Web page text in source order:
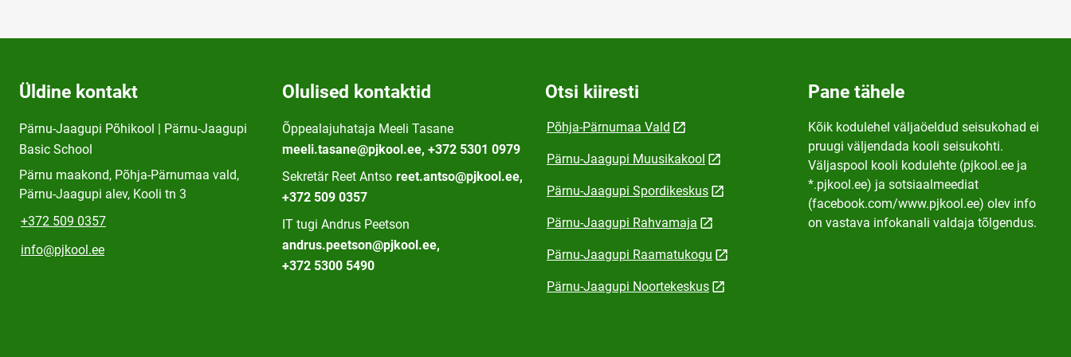
Üldine kontakt
Pärnu-Jaagupi Põhikool | Pärnu-Jaagupi
Basic School
Pärnu maakond, Põhja-Pärnumaa vald,
Pärnu-Jaagupi alev, Kooli tn 3
+372 509 0357
info@pjkool.ee
Olulised kontaktid
Õppealajuhataja Meeli Tasane
meeli.tasane@pjkool.ee, +372 5301 0979
Sekretär Reet Antso reet.antso@pjkool.ee,
+372 509 0357
IT tugi Andrus Peetson
andrus.peetson@pjkool.ee,
+372 5300 5490
Otsi kiiresti
Põhja-Pärnumaa Vald
Pärnu-Jaagupi Muusikakool
Pärnu-Jaagupi Spordikeskus
Pärnu-Jaagupi Rahvamaja
Pärnu-Jaagupi Raamatukogu
Pärnu-Jaagupi Noortekeskus
Pane tähele
Kõik kodulehel väljaöeldud seisukohad ei
pruugi väljendada kooli seisukohti.
Väljaspool kooli kodulehte (pjkool.ee ja
*.pjkool.ee) ja sotsiaalmeediat
(facebook.com/www.pjkool.ee) olev info
on vastava infokanali valdaja tõlgendus.